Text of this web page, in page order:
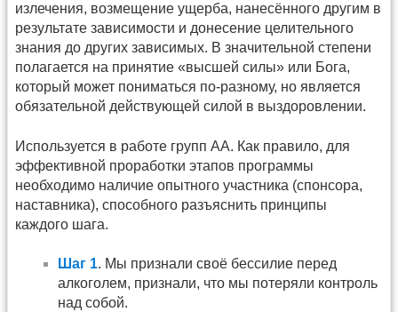
излечения, возмещение ущерба, нанесённого другим в
результате зависимости и донесение целительного
знания до других зависимых. В значительной степени
полагается на принятие «высшей силы» или Бога,
который может пониматься по-разному, но является
обязательной действующей силой в выздоровлении.
Используется в работе групп АА. Как правило, для
эффективной проработки этапов программы
необходимо наличие опытного участника (спонсора,
наставника), способного разъяснить принципы
каждого шага.
Шаг 1. Мы признали своё бессилие перед
алкоголем, признали, что мы потеряли контроль
над собой.